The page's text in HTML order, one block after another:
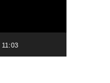
11:03